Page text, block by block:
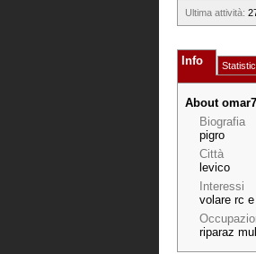
Ultima attività:
Info
About
Biografia
pigro
Città
levico
Interessi
volare rc
riparaz